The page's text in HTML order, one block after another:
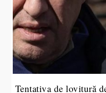
Tentativa de lovitură